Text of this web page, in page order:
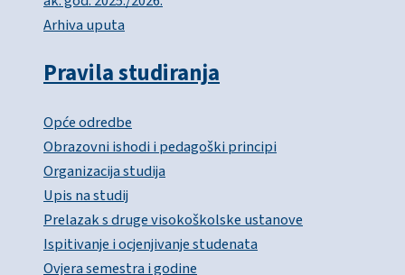
Arhiva uputa
Pravila studiranja
Opće odredbe
Obrazovni ishodi i pedagoški principi
Organizacija studija
Upis na studij
Prelazak s druge visokoškolske ustanove
Ispitivanje i ocjenjivanje studenata
Ovjera semestra i godine